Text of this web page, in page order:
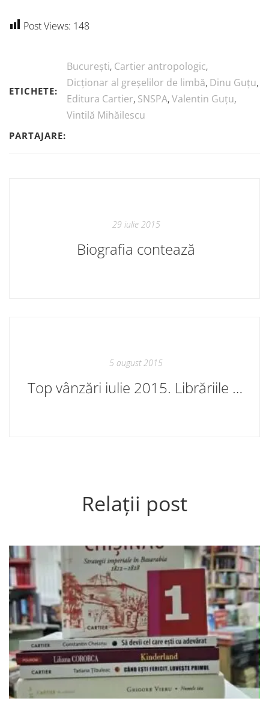
Post Views: 148
ETICHETE:
București, Cartier antropologic,
Dicționar al greșelilor de limbă, Dinu Guțu,
Editura Cartier, SNSPA,Valentin Guțu,
Vintilă Mihăilescu
PARTAJARE:
29 iulie 2015
Biografia contează
5 august 2015
Top vânzări iulie 2015. Librăriile Cartier
Relații post